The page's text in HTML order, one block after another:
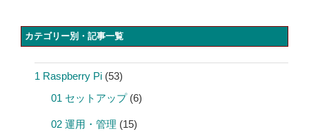
カテゴリー別・記事一覧
1 Raspberry Pi (53)
01 セットアップ(6)
02 運用・管理 (15)